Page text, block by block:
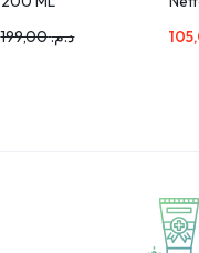
د.م.199,00